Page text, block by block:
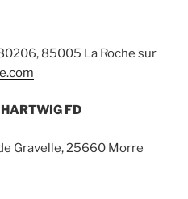
85005 La Roche sur
FD
Gravelle, 25660 Morre